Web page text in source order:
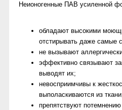
Неионогенные ПАВ усиленной
обладают высокими
отстирывать даже самые
не вызывают
эффективно связывают
выводят их;
невосприимчивы к
выполаскиваются из
препятствуют